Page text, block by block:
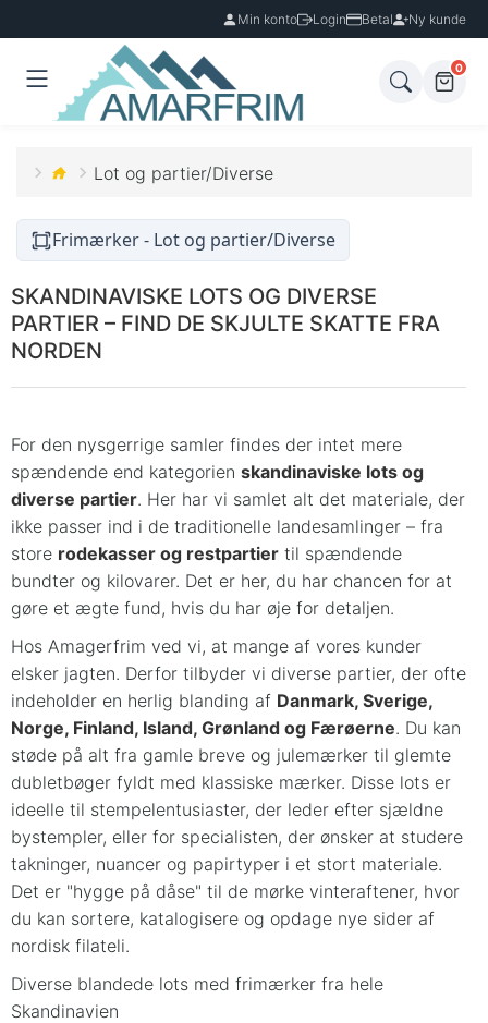
Min konto Login Betal Ny kunde
0
Lot og partier/Diverse
Frimærker - Lot og partier/Diverse
SKANDINAVISKE LOTS OG DIVERSE
PARTIER – FIND DE SKJULTE SKATTE FRA
NORDEN
For den nysgerrige samler findes der intet mere
spændende end kategorien skandinaviske lots og
diverse partier. Her har vi samlet alt det materiale, der
ikke passer ind i de traditionelle landesamlinger – fra
store rodekasser og restpartier til spændende
bundter og kilovarer. Det er her, du har chancen for at
gøre et ægte fund, hvis du har øje for detaljen.
Hos Amagerfrim ved vi, at mange af vores kunder
elsker jagten. Derfor tilbyder vi diverse partier, der ofte
indeholder en herlig blanding af Danmark, Sverige,
Norge, Finland, Island, Grønland og Færøerne. Du kan
støde på alt fra gamle breve og julemærker til glemte
dubletbøger fyldt med klassiske mærker. Disse lots er
ideelle til stempelentusiaster, der leder efter sjældne
bystempler, eller for specialisten, der ønsker at studere
takninger, nuancer og papirtyper i et stort materiale.
Det er "hygge på dåse" til de mørke vinteraftener, hvor
du kan sortere, katalogisere og opdage nye sider af
nordisk filateli.
Diverse blandede lots med frimærker fra hele
Skandinavien